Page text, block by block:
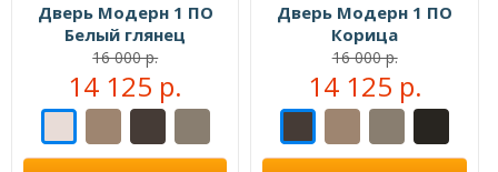
Дверь Модерн 1 ПО
Белый глянец
16 000 р.
14 125 р.
Дверь Модерн 1 ПО
Корица
16 000 р.
14 125 р.